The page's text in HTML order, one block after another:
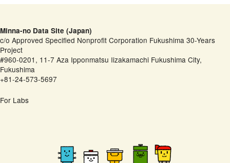
Minna-no Data Site (Japan)
c/o Approved Specified Nonprofit Corporation Fukushima 30-Years
Project
#960-0201, 11-7 Aza Ipponmatsu Iizakamachi Fukushima City,
Fukushima
+81-24-573-5697
For Labs